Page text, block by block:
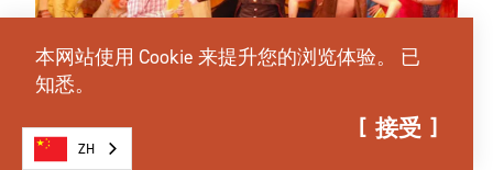
本网站使用 Cookie 来提升您的浏览体验。 已
知悉。
接受
ZH